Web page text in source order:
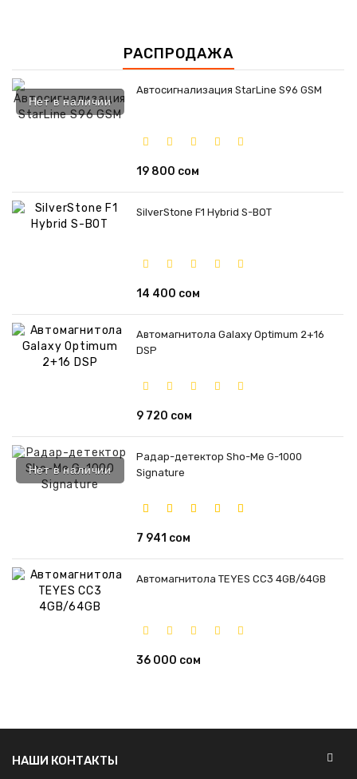
РАСПРОДАЖА
Нет в наличии
Автосигнализация StarLine S96 GSM
19 800 сом
SilverStone F1 Hybrid S-BOT
14 400 сом
Автомагнитола Galaxy Optimum 2+16
DSP
9 720 сом
Нет в наличии
Радар-детектор Sho-Me G-1000
Signature
7 941 сом
Автомагнитола TEYES CC3 4GB/64GB
36 000 сом
НАШИ КОНТАКТЫ